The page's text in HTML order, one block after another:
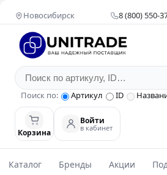
Новосибирск 8 (800) 550-
Поиск по: Артикул ID
Корзина
Войти
в кабинет
Каталог Бренды Акции